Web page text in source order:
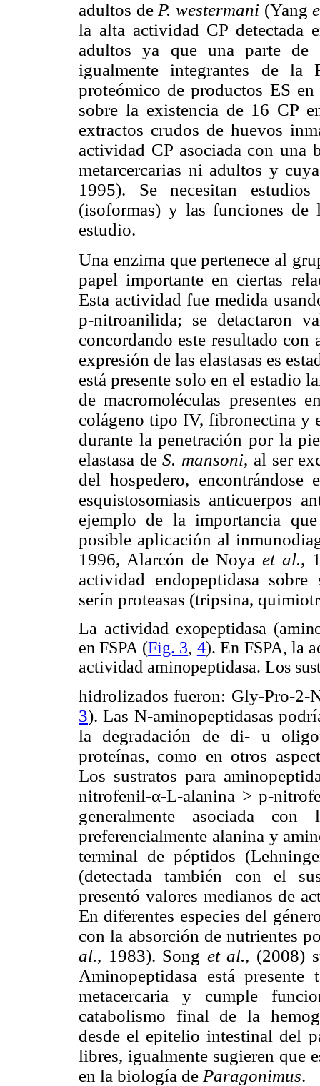
adultos deP. westermani (Yang
la alta actividad CP detectada
adultos ya que una parte
igualmente integrantes de la
proteómico de productos ES
sobre la existencia de 16 CP
extractos crudos de huevos
actividad CP asociada con una
metarcercarias ni adultos y
1995). Se necesitan
(isoformas) y las funciones de
estudio.
Una enzima que pertenece al
papel importante en ciertas
Esta actividad fue medida
p-nitroanilida; se detactaron
concordando este resultado
expresión de las elastasas es
está presente solo en el estadio
de macromoléculas presentes
colágeno tipo IV, fibronectina y
durante la penetración por la
elastasa deS. mansoni, al ser
del hospedero,
esquistosomiasis anticuerpos
ejemplo de la importancia
posible aplicación al
1996, Alarcón de Noya et al.,
actividad endopeptidasa
serín proteasas (tripsina,
La actividad exopeptidasa
en FSPA (Fig. 3, 4). En FSPA, la
actividad aminopeptidasa. Los
hidrolizados fueron: Gly-Pro-
3). Las N-aminopeptidasas
la degradación de di- u
proteínas, como en otros
Los sustratos para
nitrofenil-α-L-alanina > p-
generalmente asociada
preferencialmente alanina y
terminal de péptidos
(detectada también con el
presentó valores medianos de
En diferentes especies del
con la absorción de nutrientes
al., 1983). Song et al., (2008)
Aminopeptidasa está
metacercaria y cumple
catabolismo final de la
desde el epitelio intestinal del
libres, igualmente sugieren que
en la biología de Paragonimus.